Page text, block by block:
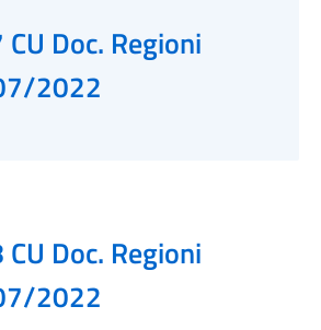
CU Doc. Regioni
2022
CU Doc. Regioni
2022